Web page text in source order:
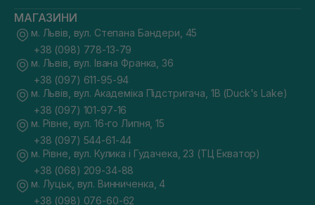
МАГАЗИНИ
м. Львів, вул. Степана Бандери, 45
+38 (098) 778-13-79
м. Львів, вул. Івана Франка, 36
+38 (097) 611-95-94
м. Львів, вул. Академіка Підстригача, 1В (Duck's Lake)
+38 (097) 101-97-16
м. Рівне, вул. 16-го Липня, 15
+38 (097) 544-61-44
м. Рівне, вул. Кулика і Гудачека, 23 (ТЦ Екватор)
+38 (068) 209-34-88
м. Луцьк, вул. Винниченка, 4
+38 (098) 076-60-62